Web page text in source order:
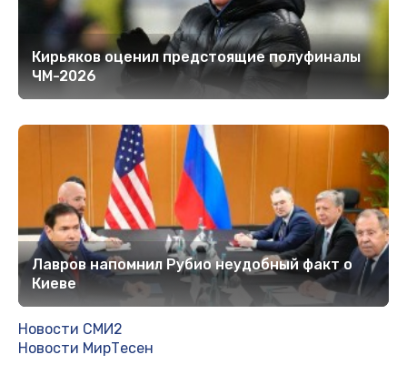
Кирьяков оценил предстоящие полуфиналы
ЧМ-2026
Лавров напомнил Рубио неудобный факт о
Киеве
Новости СМИ2
Новости МирТесен